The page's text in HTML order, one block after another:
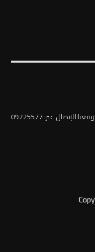
الإتصال عبر: 09225577